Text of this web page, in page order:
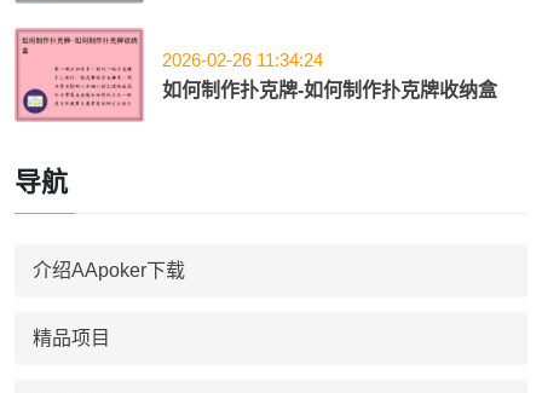
2026-02-26 11:34:24
如何制作扑克牌-如何制作扑克牌收纳盒
导航
介绍AApoker下载
精品项目